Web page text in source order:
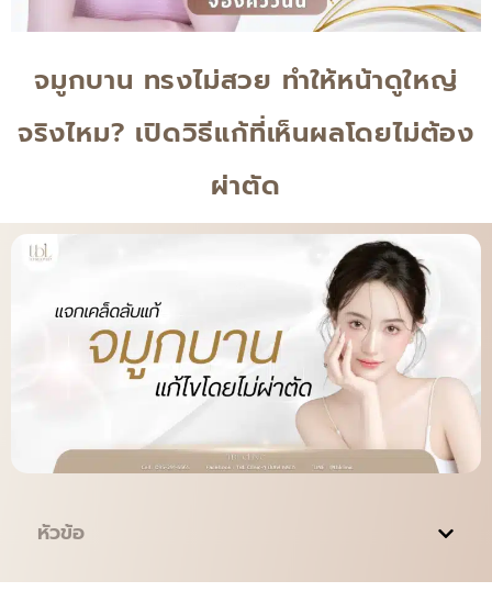
จมูกบาน ทรงไม่สวย ทำให้หน้าดูใหญ่
จริงไหม? เปิดวิธีแก้ที่เห็นผลโดยไม่ต้อง
ผ่าตัด
หัวข้อ